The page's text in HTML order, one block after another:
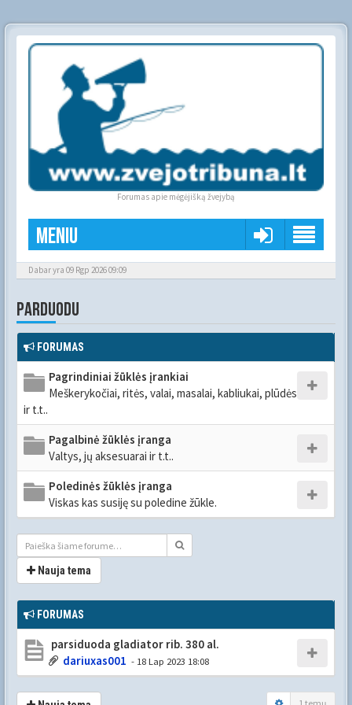
Forumas apie mėgėjišką žvejybą
Meniu
Dabar yra 09 Rgp 2026 09:09
PARDUODU
FORUMAS
Pagrindiniai žūklės įrankiai
Meškerykočiai, ritės, valai, masalai, kabliukai, plūdės
ir t.t..
Pagalbinė žūklės įranga
Valtys, jų aksesuarai ir t.t..
Poledinės žūklės įranga
Viskas kas susiję su poledine žūkle.
Nauja tema
FORUMAS
parsiduoda gladiator rib. 380 al.
dariuxas001 - 18 Lap 2023 18:08